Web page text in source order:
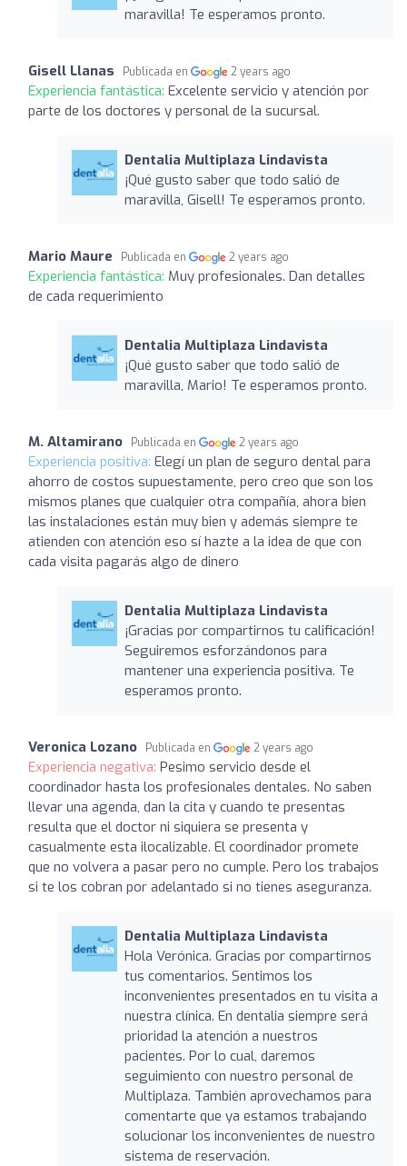
maravilla! Te esperamos pronto.
Gisell Llanas Publicada en 2 years ago
Experiencia fantástica: Excelente servicio y atención por
parte de los doctores y personal de la sucursal.
Dentalia Multiplaza Lindavista
¡Qué gusto saber que todo salió de
maravilla, Gisell! Te esperamos pronto.
Mario Maure Publicada en 2 years ago
Experiencia fantástica: Muy profesionales. Dan detalles
de cada requerimiento
Dentalia Multiplaza Lindavista
¡Qué gusto saber que todo salió de
maravilla, Mario! Te esperamos pronto.
M. Altamirano Publicada en 2 years ago
Experiencia positiva: Elegí un plan de seguro dental para
ahorro de costos supuestamente, pero creo que son los
mismos planes que cualquier otra compañía, ahora bien
las instalaciones están muy bien y además siempre te
atienden con atención eso sí hazte a la idea de que con
cada visita pagarás algo de dinero
Dentalia Multiplaza Lindavista
¡Gracias por compartirnos tu calificación!
Seguiremos esforzándonos para
mantener una experiencia positiva. Te
esperamos pronto.
Veronica Lozano Publicada en 2 years ago
Experiencia negativa: Pesimo servicio desde el
coordinador hasta los profesionales dentales. No saben
llevar una agenda, dan la cita y cuando te presentas
resulta que el doctor ni siquiera se presenta y
casualmente esta ilocalizable. El coordinador promete
que no volvera a pasar pero no cumple. Pero los trabajos
si te los cobran por adelantado si no tienes aseguranza.
Dentalia Multiplaza Lindavista
Hola Verónica. Gracias por compartirnos
tus comentarios. Sentimos los
inconvenientes presentados en tu visita a
nuestra clínica. En dentalia siempre será
prioridad la atención a nuestros
pacientes. Por lo cual, daremos
seguimiento con nuestro personal de
Multiplaza. También aprovechamos para
comentarte que ya estamos trabajando
solucionar los inconvenientes de nuestro
sistema de reservación.